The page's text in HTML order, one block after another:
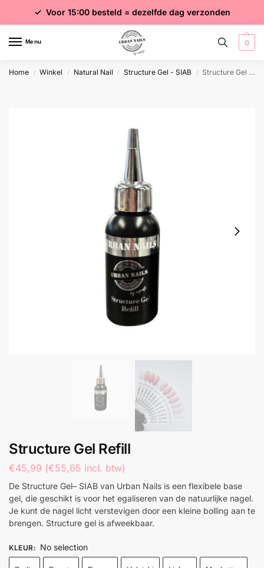
✓ Gratis verzending vanaf €75 excl. btw
✓ Voor 15:00 besteld = dezelfde dag verzonden
✓ Meer dan 4000 producten
Menu 0
Home / Winkel / Natural Nail / Structure Gel - SIAB / Structure Gel Refill
Structure Gel Refill
€45,99 (€55,65 incl. btw)
De Structure Gel– SIAB van Urban Nails is een flexibele base
gel, die geschikt is voor het egaliseren van de natuurlijke nagel.
Je kunt de nagel licht verstevigen door een kleine bolling aan te
brengen. Structure gel is afweekbaar.
KLEUR: No selection